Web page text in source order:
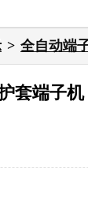
全自动端
套端子机